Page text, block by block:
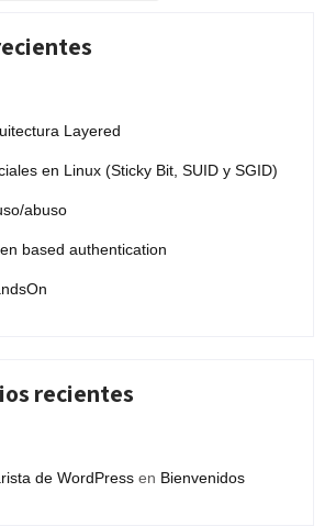
Layered
en Linux (Sticky Bit, SUID y SGID)
abuso
based authentication
recientes
de WordPress en Bienvenidos